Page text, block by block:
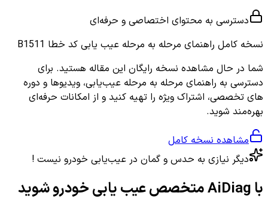
دسترسی به محتوای اختصاصی و حرفه‌ای
نسخه کامل راهنمای مرحله به مرحله عیب یابی کد خطا B1511
شما در حال مشاهده نسخه رایگان این مقاله هستید. برای
دسترسی به راهنمای مرحله به مرحله عیب‌یابی، ویدیوها و دوره
های تخصصی، اشتراک ویژه را تهیه کنید و از امکانات حرفه‌ای
بهره‌مند شوید.
مشاهده نسخه کامل
دیگر نیازی به حدس و گمان در عیب‌یابی خودرو نیست !
با AiDiag متخصص عیب یابی خودرو شوید